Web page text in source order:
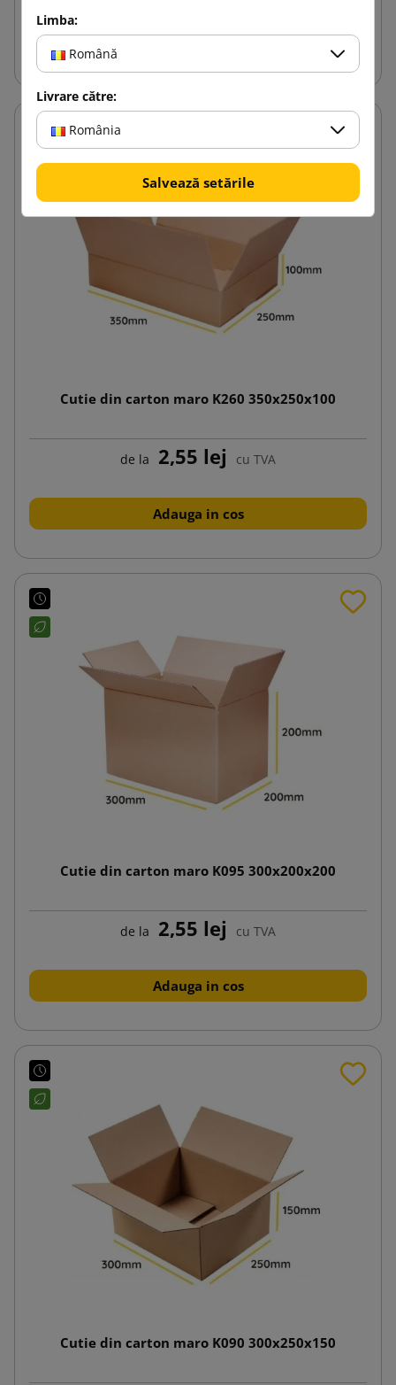
Adauga in cos
Cutie din carton maro K260 350x250x100
de la 2,55 lej cu TVA
Adauga in cos
Cutie din carton maro K095 300x200x200
de la 2,55 lej cu TVA
Adauga in cos
Cutie din carton maro K090 300x250x150
Limba:
Română
Livrare către:
România
Salvează setările